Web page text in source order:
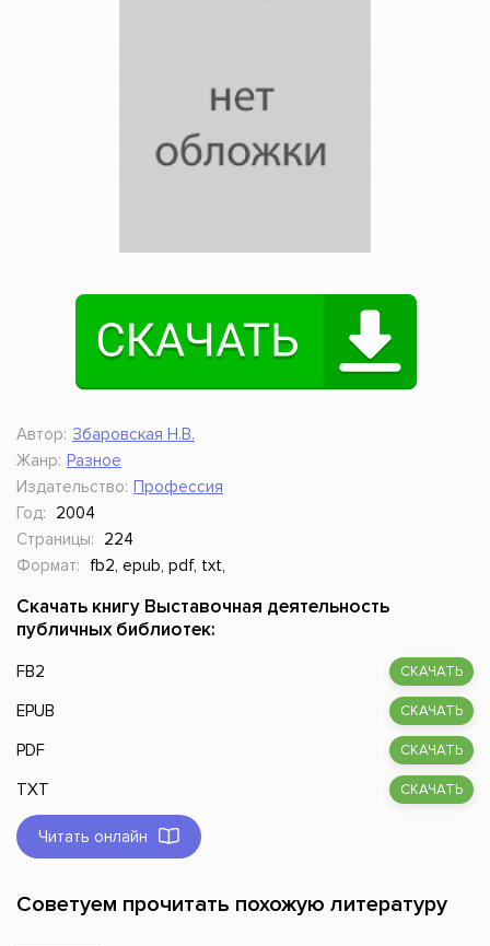
Автор: Збаровская Н.В.
Жанр: Разное
Издательство: Профессия
Год:
2004
Страницы:
224
Формат:
fb2, epub, pdf, txt,
Скачать книгу Выставочная деятельность
публичных библиотек:
FB2 СКАЧАТЬ
EPUB СКАЧАТЬ
PDF СКАЧАТЬ
TXT СКАЧАТЬ
Читать онлайн
Советуем прочитать похожую литературу